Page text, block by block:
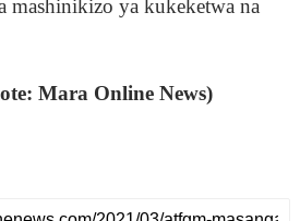
mashinikizo ya kukeketwa na
Mara Online News)